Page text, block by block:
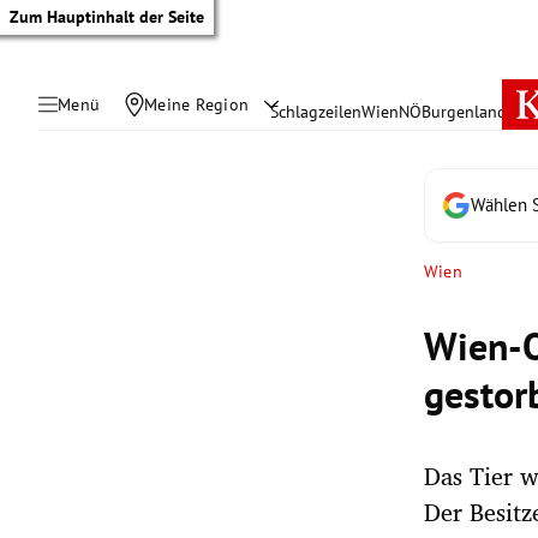
Zum Hauptinhalt der Seite
Menü Meine Region SchlagzeilenWienNÖBurgenland
Wählen
Wien
Wien-
Das Tier
Der